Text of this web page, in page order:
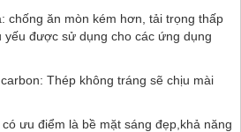
chống ăn mòn kém hơn, tải trọng thấp
yếu được sử dụng cho các ứng dụng
Thép không tráng sẽ chịu mài
ưu điểm là bề mặt sáng đẹp,khả năng